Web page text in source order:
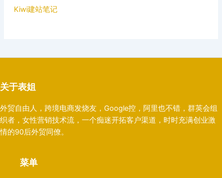
Kiwi建站笔记
关于表姐
外贸自由人，跨境电商发烧友，Google控，阿里也不错，群英会组
织者，女性营销技术流，一个痴迷开拓客户渠道，时时充满创业激
情的90后外贸同僚。
菜单